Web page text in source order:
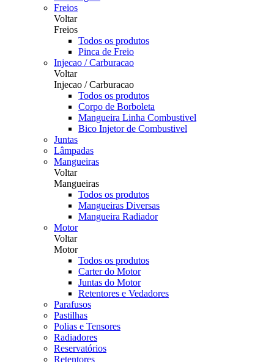
Freios
Voltar
Freios
Todos os produtos
Pinca de Freio
Injecao / Carburacao
Voltar
Injecao / Carburacao
Todos os produtos
Corpo de Borboleta
Mangueira Linha Combustivel
Bico Injetor de Combustivel
Juntas
Lâmpadas
Mangueiras
Voltar
Mangueiras
Todos os produtos
Mangueiras Diversas
Mangueira Radiador
Motor
Voltar
Motor
Todos os produtos
Carter do Motor
Juntas do Motor
Retentores e Vedadores
Parafusos
Pastilhas
Polias e Tensores
Radiadores
Reservatórios
Retentores